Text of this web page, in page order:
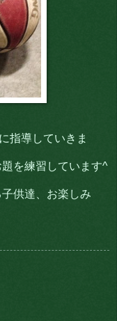
指導していきま
を練習しています^
供達、お楽しみ